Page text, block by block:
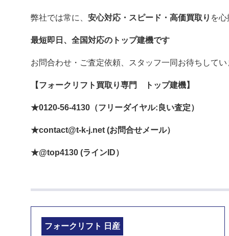
弊社では常に、 安心対応・スピード・高価買取り を
最短即日、全国対応のトップ建機です
お問合わせ・ご査定依頼、スタッフ一同お待ちしてい
【フォークリフト買取り専門 トップ建機】
★0120-56-4130（フリーダイヤル:良い査定）
★contact@t-k-j.net (お問合せメール）
★@top4130 (ラインID）
フォークリフト 日産